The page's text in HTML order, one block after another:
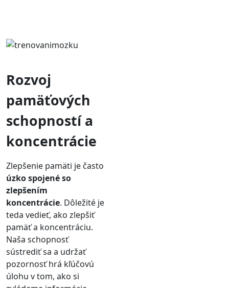
Rozvoj
pamäťových
schopností a
koncentrácie
Zlepšenie pamäti je často
úzko spojené so
zlepšením
koncentrácie. Dôležité je
teda vedieť, ako zlepšiť
pamäť a koncentráciu.
Naša schopnosť
sústrediť sa a udržať
pozornosť hrá kľúčovú
úlohu v tom, ako si